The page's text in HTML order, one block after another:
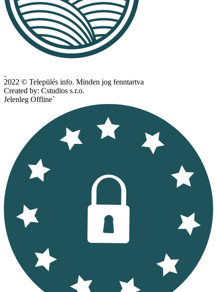
2022 © Település info. Minden jog fenntartva
Created by: Cstudios s.r.o.
Jelenleg Offline`